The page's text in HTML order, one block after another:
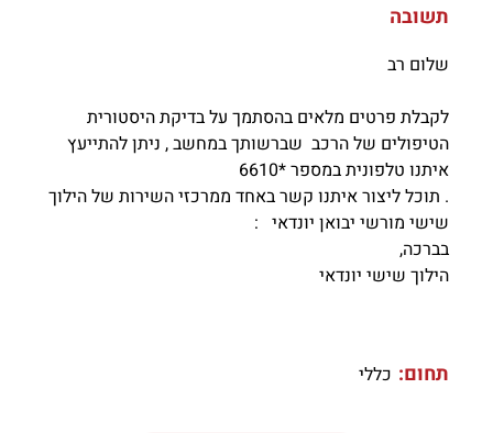
תשובה
שלום רב
לקבלת פרטים מלאים בהסתמך על בדיקת היסטורית
הטיפולים של הרכב שברשותך במחשב , ניתן להתייעץ
איתנו טלפונית במספר *6610
. תוכל ליצור איתנו קשר באחד ממרכזי השירות של הילוך
שישי מורשי יבואן יונדאי :
בברכה,
הילוך שישי יונדאי
תחום: כללי